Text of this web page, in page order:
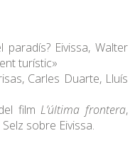
Eivissa, Walter
turístic»
Carles Duarte, Lluís
film L’última frontera,
sobre Eivissa.